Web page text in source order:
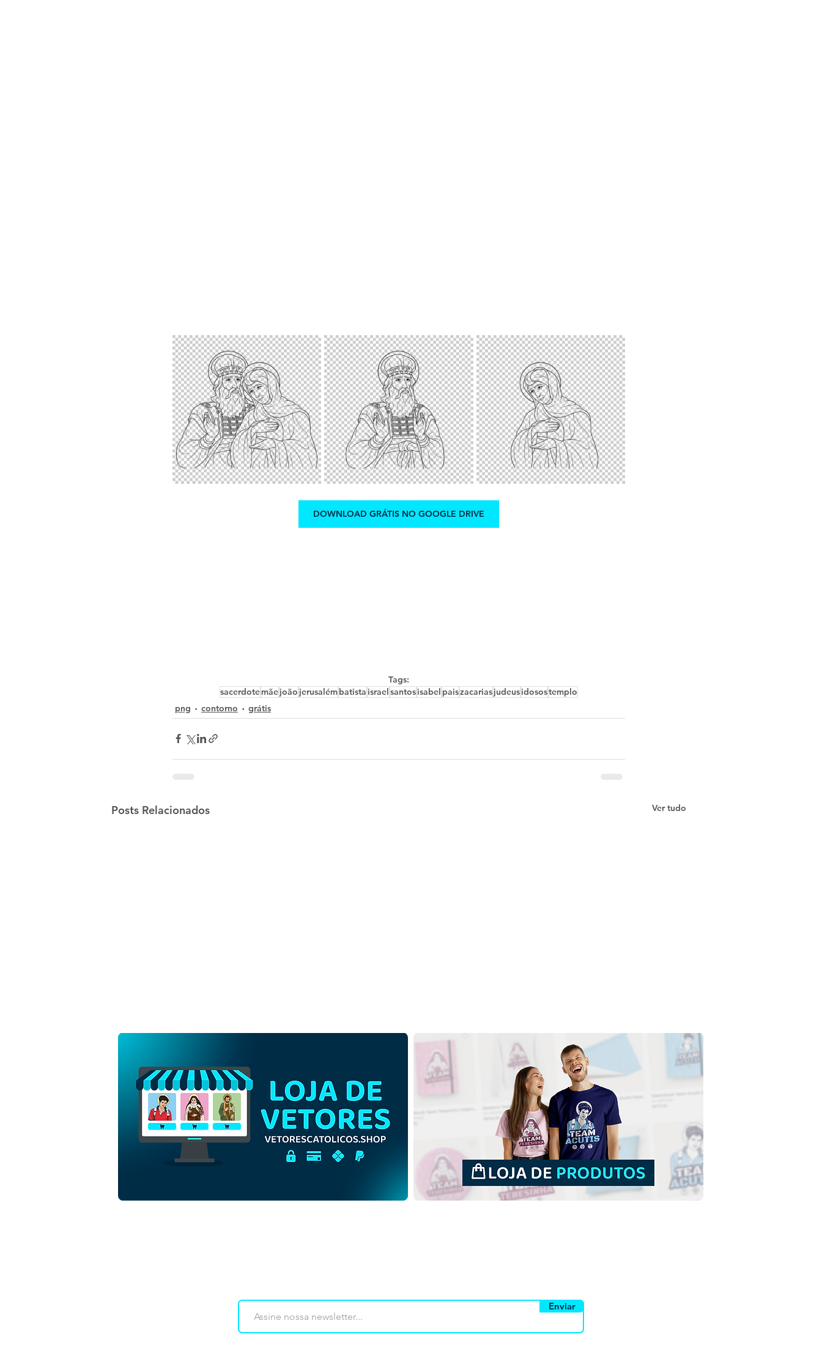
DOWNLOAD GRÁTIS NO GOOGLE DRIVE
Tags:
sacerdotemãejoão jerusalémbatista israelsantosisabel paiszacariasjudeusidosostemplo
png
contorno grátis
Posts Relacionados Ver tudo
São Zacarias e Santa Isabel |
Download Grátis Vetor
Contorno Monocromático
São Zacarias e Santa Isabel |
Download Grátis Ilustração
Monocromática em PNG
São Zacarias e Santa Isabel |
Download Grátis Ilustração
Colorida sem fundo em PNG
Enviar